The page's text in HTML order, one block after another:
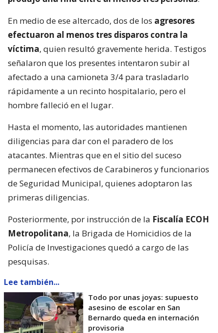
En medio de ese altercado, dos de los agresores
efectuaron al menos tres disparos contra la
víctima, quien resultó gravemente herida. Testigos
señalaron que los presentes intentaron subir al
afectado a una camioneta 3/4 para trasladarlo
rápidamente a un recinto hospitalario, pero el
hombre falleció en el lugar.
Hasta el momento, las autoridades mantienen
diligencias para dar con el paradero de los
atacantes. Mientras que en el sitio del suceso
permanecen efectivos de Carabineros y funcionarios
de Seguridad Municipal, quienes adoptaron las
primeras diligencias.
Posteriormente, por instrucción de la Fiscalía ECOH
Metropolitana, la Brigada de Homicidios de la
Policía de Investigaciones quedó a cargo de las
pesquisas.
Lee también...
Todo por unas joyas: supuesto
asesino de escolar en San
Bernardo queda en internación
provisoria